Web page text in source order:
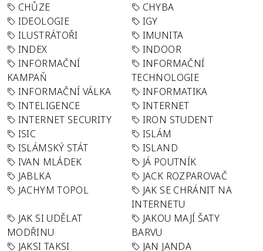
CHŮZE
CHYBA
IDEOLOGIE
IGY
ILUSTRÁTOŘI
IMUNITA
INDEX
INDOOR
INFORMAČNÍ
KAMPAŇ
INFORMAČNÍ
TECHNOLOGIE
INFORMAČNÍ VÁLKA
INFORMATIKA
INTELIGENCE
INTERNET
INTERNET SECURITY
IRON STUDENT
ISIC
ISLÁM
ISLÁMSKÝ STÁT
ISLAND
IVAN MLÁDEK
JÁ POUTNÍK
JABLKA
JACK ROZPAROVAČ
JACHYM TOPOL
JAK SE CHRÁNIT NA
INTERNETU
JAK SI UDĚLAT
MODŘINU
JAKOU MAJÍ ŠATY
BARVU
JAKSI TAKSI
JAN JANDA